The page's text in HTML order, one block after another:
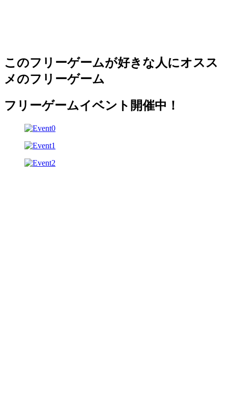
このフリーゲームが好きな人にオスス
メのフリーゲーム
フリーゲームイベント開催中！